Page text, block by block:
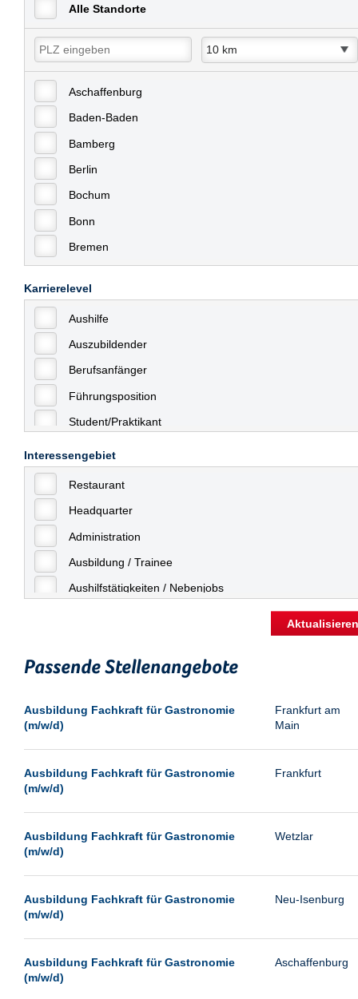
Alle Standorte
Aschaffenburg
Baden-Baden
Bamberg
Berlin
Bochum
Bonn
Bremen
Celle
Chemnitz
Dessau
Dresden
Düsseldorf
Erfurt
Essen
Frankfurt
Frankfurt am Main
Freiburg
Fulda
Göppingen
Hamburg
Heilbronn
Kassel
Laatzen
Leipzig
Magdeburg
Karrierelevel
Aushilfe
Auszubildender
Berufsanfänger
Führungsposition
Student/Praktikant
Interessengebiet
Restaurant
Headquarter
Administration
Ausbildung / Trainee
Aushilfstätigkeiten / Nebenjobs
Sonstiges
Passende Stellenangebote
Ausbildung Fachkraft für Gastronomie
(m/w/d)
Frankfurt am
Main
Ausbildung Fachkraft für Gastronomie
(m/w/d)
Frankfurt
Ausbildung Fachkraft für Gastronomie
(m/w/d)
Wetzlar
Ausbildung Fachkraft für Gastronomie
(m/w/d)
Neu-Isenburg
Ausbildung Fachkraft für Gastronomie
(m/w/d)
Aschaffenburg